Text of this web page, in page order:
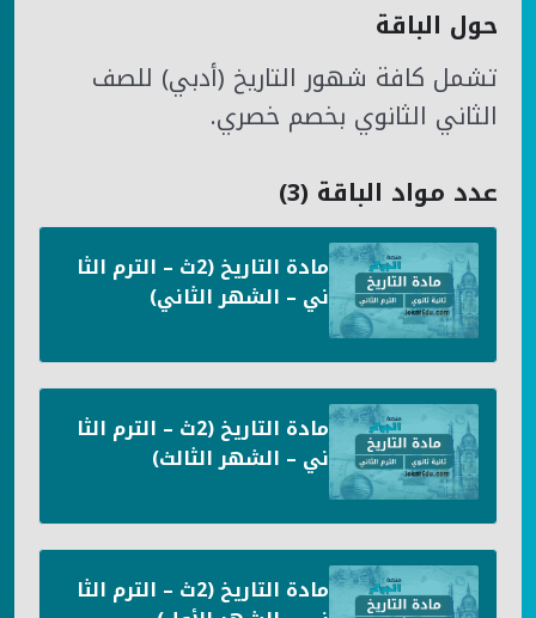
حول الباقة
تشمل كافة شهور التاريخ (أدبي) للصف
الثاني الثانوي بخصم خصري.
عدد مواد الباقة (3)
مادة التاريخ (2ث – الترم الثا
ني – الشهر الثاني)
مادة التاريخ (2ث – الترم الثا
ني – الشهر الثالث)
مادة التاريخ (2ث – الترم الثا